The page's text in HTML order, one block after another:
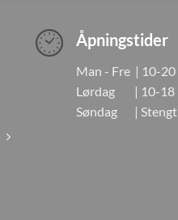
Åpningstider
Man - Fre | 10-20
Lørdag | 10-18
Søndag | Stengt